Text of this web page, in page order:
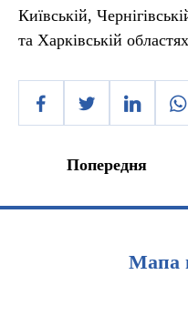
Київській,
та Харківській
Попередня
Мапа